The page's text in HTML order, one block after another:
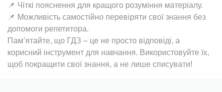
📌 Чіткі пояснення для кращого розуміння матеріалу.
📌 Можливість самостійно перевіряти свої знання без
допомоги репетитора.
Пам’ятайте, що ГДЗ – це не просто відповіді, а
корисний інструмент для навчання. Використовуйте їх,
щоб покращити свої знання, а не лише списувати!